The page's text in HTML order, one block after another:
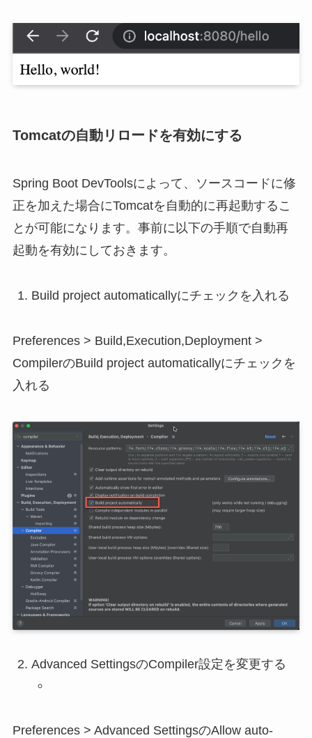
Tomcatの自動リロードを有効にする
Spring Boot DevToolsによって、ソースコードに修
正を加えた場合にTomcatを自動的に再起動するこ
とが可能になります。事前に以下の手順で自動再
起動を有効にしておきます。
Build project automaticallyにチェックを入れる
Preferences > Build,Execution,Deployment >
CompilerのBuild project automaticallyにチェックを
入れる
Advanced SettingsのCompiler設定を変更する
Preferences > Advanced SettingsのAllow auto-